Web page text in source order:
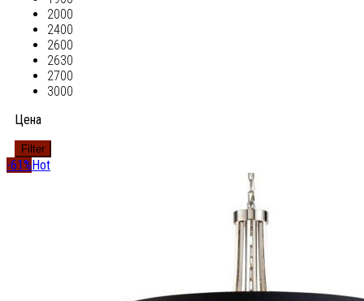
2000
2400
2600
2630
2700
3000
Цена
Filter
-61% Hot